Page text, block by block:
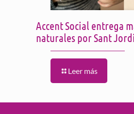
Accent Social entrega
naturales por Sant Jordi
Leer más